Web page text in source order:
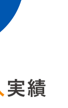
割）
場合に適
円（消費